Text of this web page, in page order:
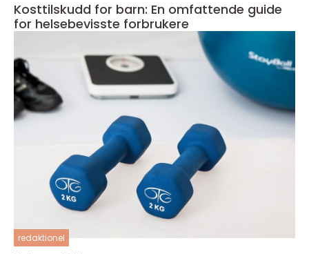
Kosttilskudd for barn: En omfattende guide
for helsebevisste forbrukere
redaktionel